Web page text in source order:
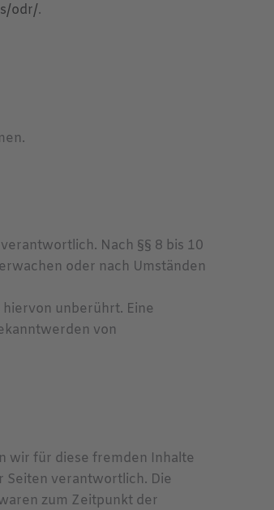
odr/.
Nach §§ 8 bis 10
oder nach Umständen
unberührt. Eine
von
wir für diese fremden Inhalte
Seiten verantwortlich. Die
zum Zeitpunkt der